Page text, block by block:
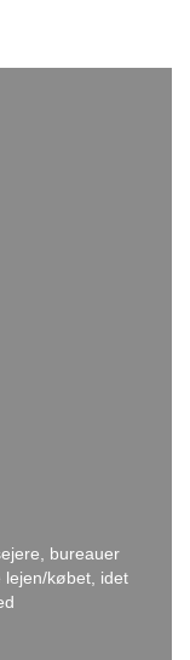
bureauer
lejen/købet, idet